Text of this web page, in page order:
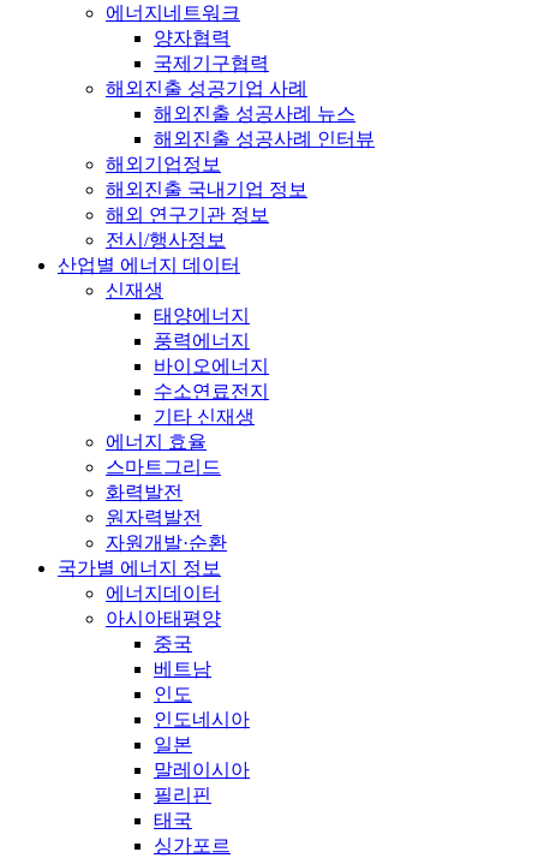
에너지네트워크
양자협력
국제기구협력
해외진출 성공기업 사례
해외진출 성공사례 뉴스
해외진출 성공사례 인터뷰
해외기업정보
해외진출 국내기업 정보
해외 연구기관 정보
전시/행사정보
산업별 에너지 데이터
신재생
태양에너지
풍력에너지
바이오에너지
수소연료전지
기타 신재생
에너지 효율
스마트그리드
화력발전
원자력발전
자원개발·순환
국가별 에너지 정보
에너지데이터
아시아태평양
중국
베트남
인도
인도네시아
일본
말레이시아
필리핀
태국
싱가포르